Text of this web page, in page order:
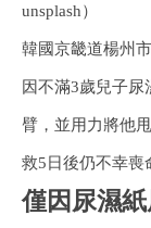
unsplash）
韓國京畿道楊州
因不滿3歲兒子尿
臂，並用力將他
救5日後仍不幸喪
僅因尿濕